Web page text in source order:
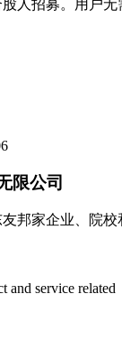
人招募。用户
限公司
邦家企业、院
and service related